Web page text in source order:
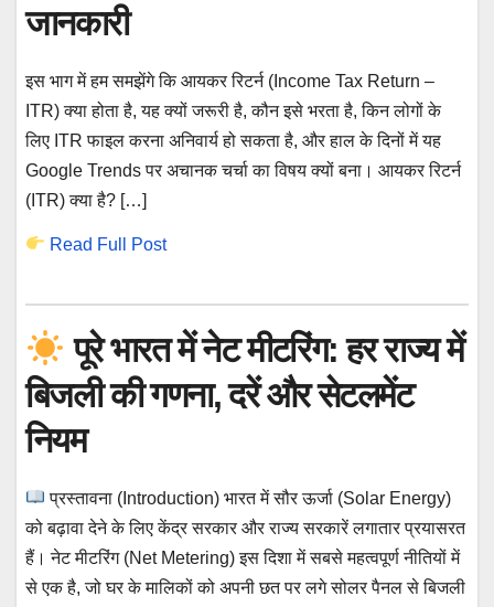
जानकारी
इस भाग में हम समझेंगे कि आयकर रिटर्न (Income Tax Return –
ITR) क्या होता है, यह क्यों जरूरी है, कौन इसे भरता है, किन लोगों के
लिए ITR फाइल करना अनिवार्य हो सकता है, और हाल के दिनों में यह
Google Trends पर अचानक चर्चा का विषय क्यों बना। आयकर रिटर्न
(ITR) क्या है? […]
Read Full Post
पूरे भारत में नेट मीटरिंग: हर राज्य में
बिजली की गणना, दरें और सेटलमेंट
नियम
प्रस्तावना (Introduction) भारत में सौर ऊर्जा (Solar Energy)
को बढ़ावा देने के लिए केंद्र सरकार और राज्य सरकारें लगातार प्रयासरत
हैं। नेट मीटरिंग (Net Metering) इस दिशा में सबसे महत्वपूर्ण नीतियों में
से एक है, जो घर के मालिकों को अपनी छत पर लगे सोलर पैनल से बिजली